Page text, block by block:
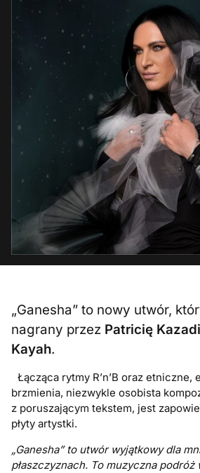
„Ganesha” to nowy utwór,
nagrany przez Patricię Kazadi
Kayah.
Łącząca rytmy R’n’B oraz etniczne,
brzmienia, niezwykle osobista
z poruszającym tekstem, jest
płyty artystki.
„Ganesha” to utwór wyjątkowy dla
płaszczyznach. To muzyczna podróż